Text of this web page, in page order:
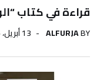
قراءة في كتاب
BY
ALFURJA 13 أبريل، 2026